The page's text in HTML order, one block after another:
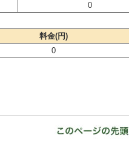
0
料金(円)
0